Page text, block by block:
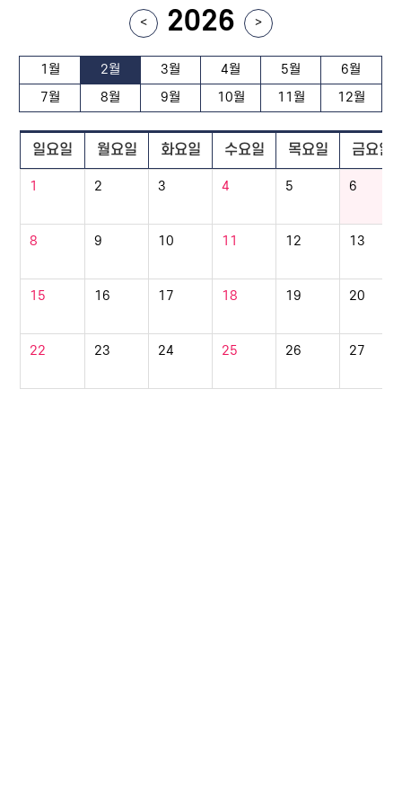
< 2026 >
1월 2월 3월 4월 5월
6월
7월
8월 9월 10월 11월 12월
일요일 월요일 화요일 수요일 목요일 금요일
1 2 3 4 5 6
8 9 10 11 12 13
15 16 17 18 19 20
22 23 24 25 26 27